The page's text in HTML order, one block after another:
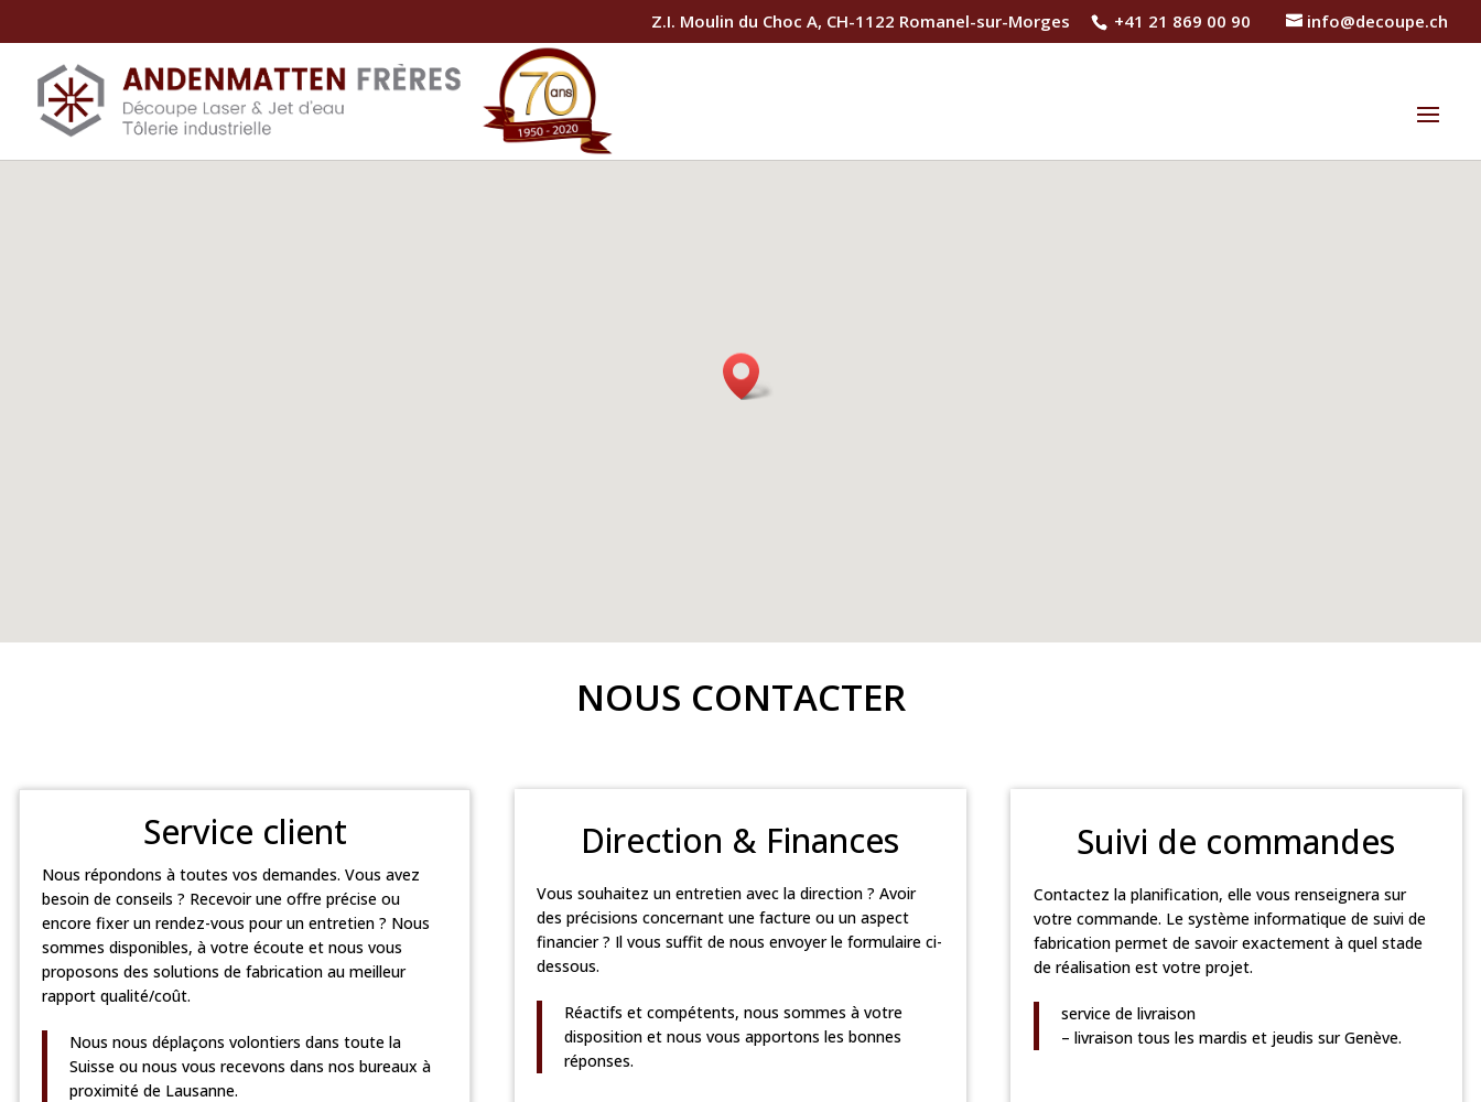
Z.I. Moulin du Choc A, CH-1122 Romanel-sur-Morges +41 21 869 00 90 info@decoupe.ch
NOUS CONTACTER
Service client
Nous répondons à toutes vos demandes. Vous avez
besoin de conseils ? Recevoir une offre précise ou
encore fixer un rendez-vous pour un entretien ? Nous
sommes disponibles, à votre écoute et nous vous
proposons des solutions de fabrication au meilleur
rapport qualité/coût.
Nous nous déplaçons volontiers dans toute la
Suisse ou nous vous recevons dans nos bureaux à
proximité de Lausanne.
Direction & Finances
Vous souhaitez un entretien avec la direction ? Avoir
des précisions concernant une facture ou un aspect
financier ? Il vous suffit de nous envoyer le formulaire ci-
dessous.
Réactifs et compétents, nous sommes à votre
disposition et nous vous apportons les bonnes
réponses.
Suivi de commandes
Contactez la planification, elle vous renseignera sur
votre commande. Le système informatique de suivi de
fabrication permet de savoir exactement à quel stade
de réalisation est votre projet.
service de livraison
– livraison tous les mardis et jeudis sur Genève.